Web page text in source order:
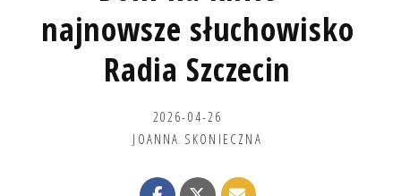
najnowsze słuchowisko
Radia Szczecin
2026-04-26
JOANNA SKONIECZNA